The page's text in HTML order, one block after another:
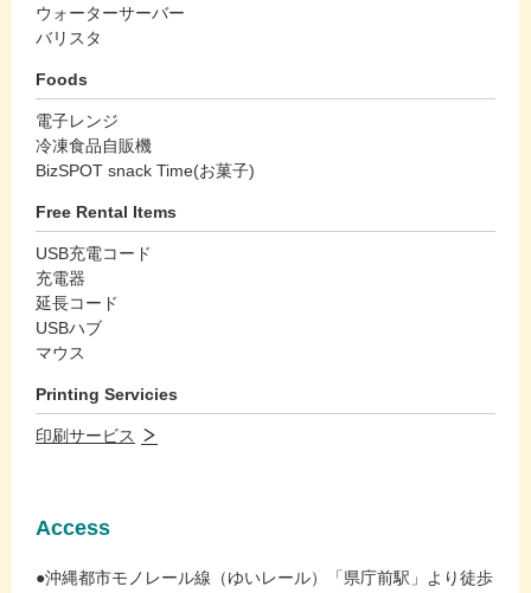
ウォーターサーバー
バリスタ
Foods
電子レンジ
冷凍食品自販機
BizSPOT snack Time(お菓子)
Free Rental Items
USB充電コード
充電器
延長コード
USBハブ
マウス
Printing Servicies
印刷サービス
Access
●沖縄都市モノレール線（ゆいレール）「県庁前駅」より徒歩